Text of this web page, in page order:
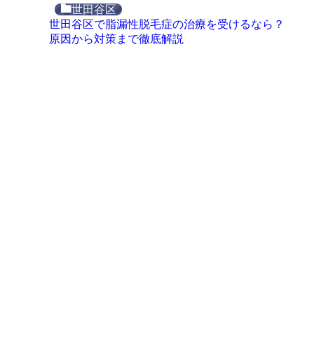
世田谷区
世田谷区で脂漏性脱毛症の治療を受けるなら？
原因から対策まで徹底解説